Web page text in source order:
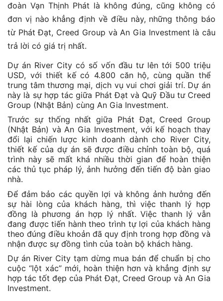
đoàn Vạn Thịnh Phát là không đúng, cũng không có
đơn vị nào khẳng định về điều này, những thông báo
từ Phát Đạt, Creed Group và An Gia Investment là câu
trả lời có giá trị nhất.
Dự án River City có số vốn đầu tư lên tới 500 triệu
USD, với thiết kế có 4.800 căn hộ, cùng quần thể
trung tâm thương mại, dịch vụ vui chơi giải trí. Dự án
này là sự hợp tác giữa Phát Đạt và Quỹ Đầu tư Creed
Group (Nhật Bản) cùng An Gia Investment.
Trước sự thống nhất giữa Phát Đạt, Creed Group
(Nhật Bản) và An Gia Investment, với kế hoạch thay
đổi lại chiến lược kinh doanh dành cho River City,
thiết kế của dự án sẽ được điều chỉnh toàn bộ, quá
trình này sẽ mất khá nhiều thời gian để hoàn thiện
các thủ tục pháp lý, ảnh hưởng đến tiến độ bàn giao
nhà.
Để đảm bảo các quyền lợi và không ảnh hưởng đến
sự hài lòng của khách hàng, thì việc thanh lý hợp
đồng là phương án hợp lý nhất. Việc thanh lý vẫn
đang được tiến hành theo trình tự lợi của khách hàng
theo đúng điều khoản đã quy định trong hợp đồng và
nhận được sự đồng tình của toàn bộ khách hàng.
Dự án River City tạm dừng mua bán để chuẩn bị cho
cuộc “lột xác” mới, hoàn thiện hơn và khẳng định sự
hợp tác tốt đẹp của Phát Đạt, Creed Group và An Gia
Investment.